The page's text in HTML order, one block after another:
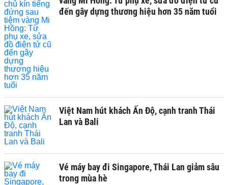
đến gây dựng thương hiệu hơn 35 năm tuổi
Việt Nam hút khách Ấn Độ, cạnh tranh Thái
Lan và Bali
Vé máy bay đi Singapore, Thái Lan giảm sâu
trong mùa hè